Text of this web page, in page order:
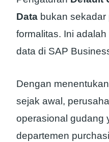
Data bukan sekadar
formalitas. Ini
data di SAP
Dengan
sejak awal,
operasional gudang
departemen